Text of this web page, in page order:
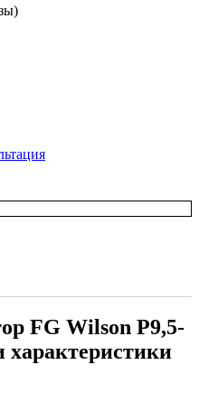
FG Wilson P9,5-
характеристики